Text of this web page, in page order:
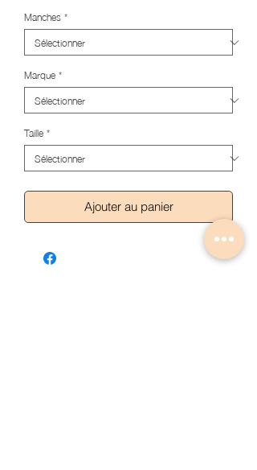
Manches*
Marque*
Taille*
Ajouter au panier